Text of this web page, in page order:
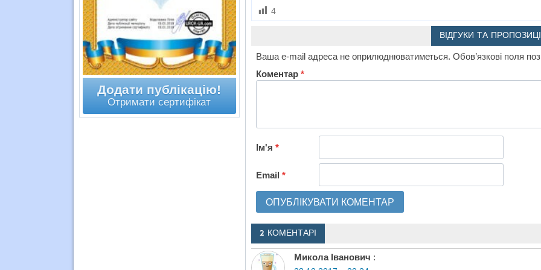
4
ВІДГУКИ ТА
Ваша e-mail адреса не оприлюднюватиметься. Обов’язкові поля
Коментар *
Ім'я *
Email *
2 КОМЕНТАРІ
Микола Іванович :
Додати публікацію!
Отримати сертифікат